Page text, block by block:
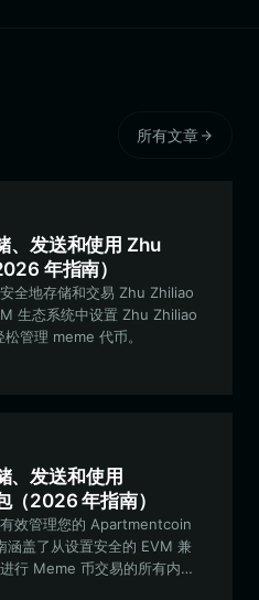
所有文章
、发送和使用 Zhu
年指南）
全地存储和交易 Zhu Zhiliao
生态系统中设置 Zhu Zhiliao
管理 meme 代币。
、发送和使用
2026 年指南）
效管理您的 Apartmentcoin
涵盖了从设置安全的 EVM 兼
行 Meme 币交易的所有内